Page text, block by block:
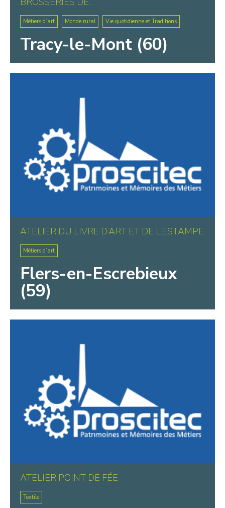
Métiers d’art Monde rural Vie quotidienne et Traditions
Tracy-le-Mont (60)
ATELIER DU LIVRE D’ART ET DE L’ESTAMPE
Métiers d’art
Flers-en-Escrebieux
(59)
ATELIER POINT DE FÉE
Textile